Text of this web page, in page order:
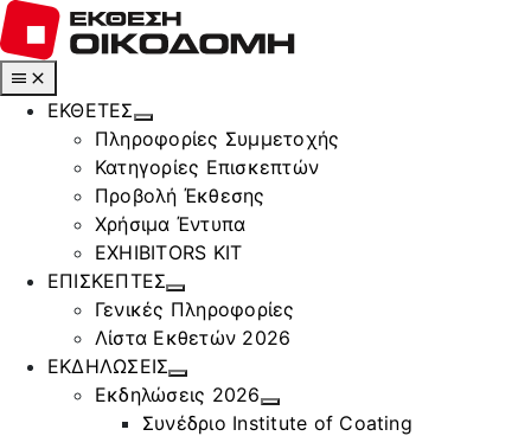
Μετάβαση
στο
περιεχόμενο
Toggle
Navigation
ΕΚΘΕΤΕΣ
Πληροφορίες Συμμετοχής
Κατηγορίες Επισκεπτών
Προβολή Έκθεσης
Χρήσιμα Έντυπα
EXHIBITORS KIT
ΕΠΙΣΚΕΠΤΕΣ
Γενικές Πληροφορίες
Λίστα Εκθετών 2026
ΕΚΔΗΛΩΣΕΙΣ
Εκδηλώσεις 2026
Συνέδριο Institute of Coating